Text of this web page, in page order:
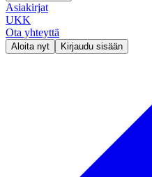
Asiakirjat
UKK
Ota yhteyttä
Aloita nyt Kirjaudu sisään